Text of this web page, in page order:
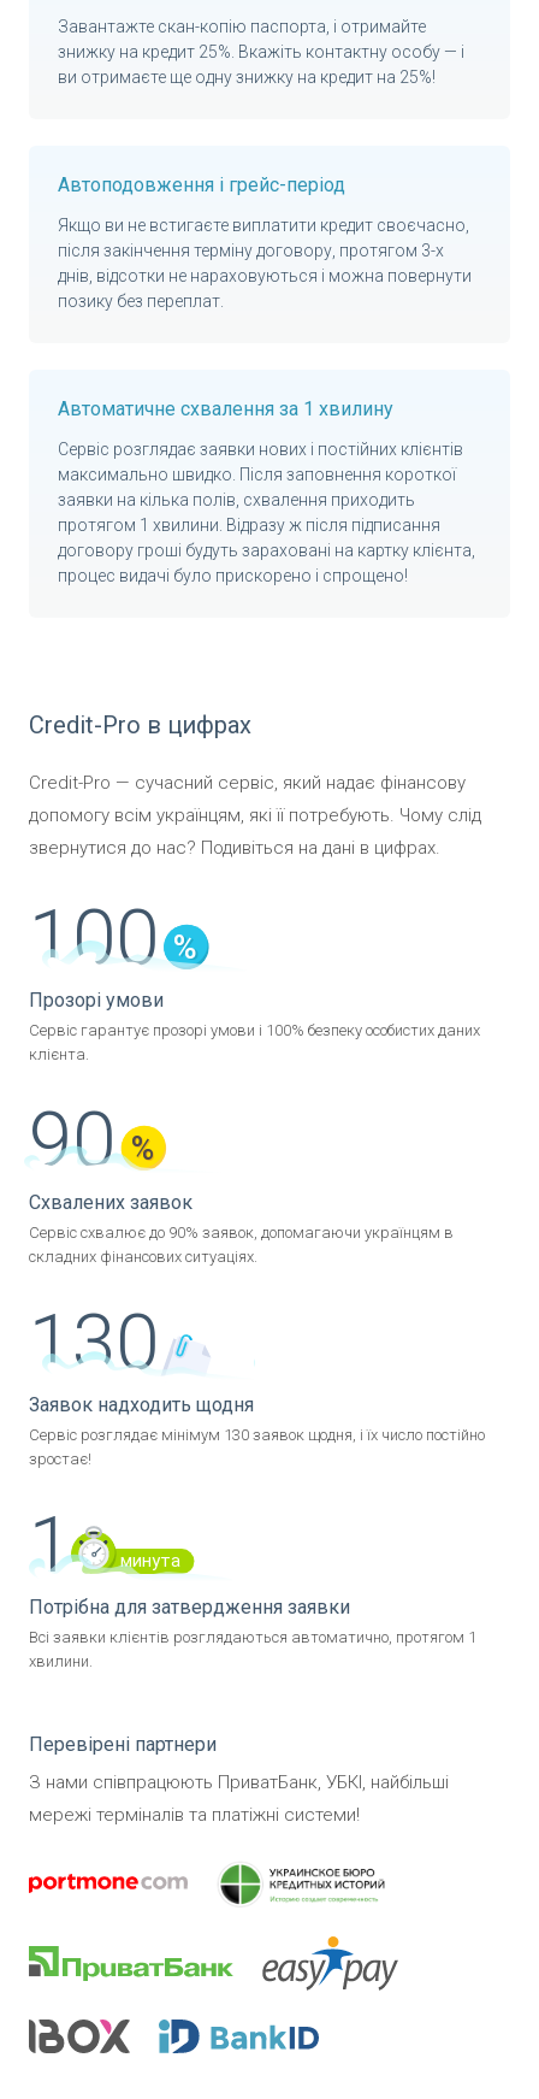
Завантажте скан-копію паспорта, і отримайте
знижку на кредит 25%. Вкажіть контактну особу — і
ви отримаєте ще одну знижку на кредит на 25%!
Автоподовження і грейс-період
Якщо ви не встигаєте виплатити кредит своєчасно,
після закінчення терміну договору, протягом 3-х
днів, відсотки не нараховуються і можна повернути
позику без переплат.
Автоматичне схвалення за 1 хвилину
Сервіс розглядає заявки нових і постійних клієнтів
максимально швидко. Після заповнення короткої
заявки на кілька полів, схвалення приходить
протягом 1 хвилини. Відразу ж після підписання
договору гроші будуть зараховані на картку клієнта,
процес видачі було прискорено і спрощено!
Credit-Pro в цифрах
Credit-Pro — сучасний сервіс, який надає фінансову
допомогу всім українцям, які її потребують. Чому слід
звернутися до нас? Подивіться на дані в цифрах.
100
Прозорі умови
Сервіс гарантує прозорі умови і 100% безпеку особистих даних
клієнта.
90
Схвалених заявок
Сервіс схвалює до 90% заявок, допомагаючи українцям в
складних фінансових ситуаціях.
130
Заявок надходить щодня
Сервіс розглядає мінімум 130 заявок щодня, і їх число постійно
зростає!
1
Потрібна для затвердження заявки
Всі заявки клієнтів розглядаються автоматично, протягом 1
хвилини.
Перевірені партнери
З нами співпрацюють ПриватБанк, УБКІ, найбільші
мережі терміналів та платіжні системи!